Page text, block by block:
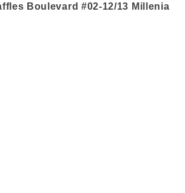
Boulevard #02-12/13 Millenia